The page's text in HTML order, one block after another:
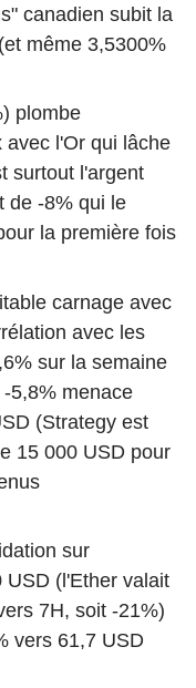
canadien subit la
même 3,5300%
plombe
avec l'Or qui lâche
surtout l'argent
de -8% qui le
la première fois
carnage avec
avec les
sur la semaine
5,8% menace
(Strategy est
15 000 USD pour
sur
USD (l'Ether valait
7H, soit -21%)
vers 61,7 USD